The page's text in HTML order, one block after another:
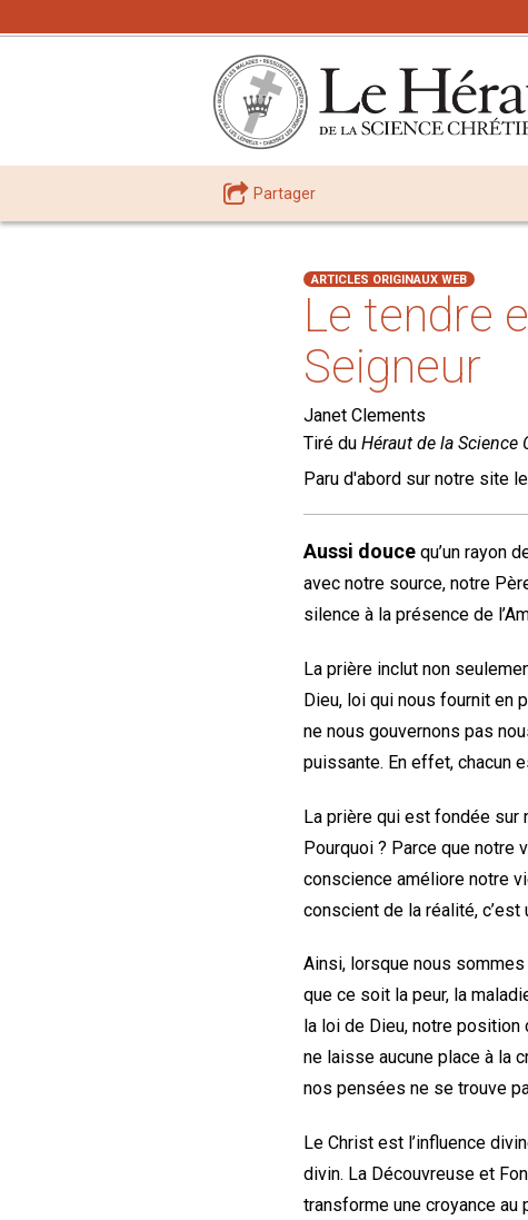
Partager
ARTICLES ORIGINAUX WEB
Le tendre
Seigneur
Janet Clements
Tiré du Héraut de la Science
Paru d'abord sur notre site
Aussi douce qu’un rayon
avec notre source, notre
silence à la présence de
La prière inclut non
Dieu, loi qui nous fournit en
ne nous gouvernons pas
puissante. En effet, chacun
La prière qui est fondée sur
Pourquoi ? Parce que notre
conscience améliore notre
conscient de la réalité, c’est
Ainsi, lorsque nous
que ce soit la peur, la
la loi de Dieu, notre
ne laisse aucune place à la
nos pensées ne se trouve
Le Christ est l’influence
divin. La Découvreuse et
transforme une croyance au